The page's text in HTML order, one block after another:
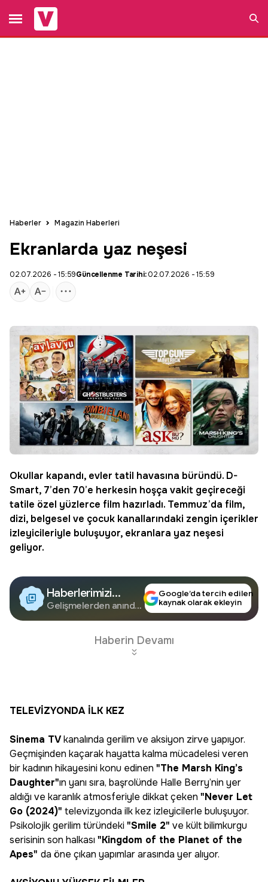
Haberler Magazin Haberleri
Ekranlarda yaz neşesi
02.07.2026 - 15:59Güncellenme Tarihi:02.07.2026 - 15:59
Okullar kapandı, evler tatil havasına büründü. D-
Smart, 7’den 70’e herkesin hoşça vakit geçireceği
tatile özel yüzlerce film hazırladı. Temmuz’da film,
dizi, belgesel ve çocuk kanallarındaki zengin içerikler
izleyicileriyle buluşuyor, ekranlara yaz neşesi
geliyor.
Haberlerimizi
Google'da Takip
Edin
Gelişmelerden anında
Google’da tercih edilen
kaynak olarak ekleyin
Haberin Devamı
TELEVİZYONDA İLK KEZ
Sinema TVkanalında gerilim ve aksiyon zirve yapıyor.
Geçmişinden kaçarak hayatta kalma mücadelesi veren
bir kadının hikayesini konu edinen "The Marsh King’s
Daughter"ın yanı sıra, başrolünde Halle Berry’nin yer
aldığı ve karanlık atmosferiyle dikkat çeken "Never Let
Go (2024)" televizyonda ilk kez izleyicilerle buluşuyor.
Psikolojik gerilim türündeki"Smile 2" ve kült bilimkurgu
serisinin son halkası"Kingdom of the Planet of the
Apes" da öne çıkan yapımlar arasında yer alıyor.